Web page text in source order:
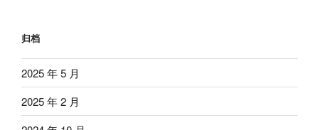
归档
2025 年 5 月
2025 年 2 月